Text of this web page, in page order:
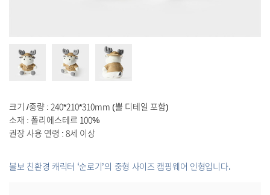
크기 /중량 : 240*210*310mm (뿔 디테일 포함)
소재 : 폴리에스테르 100%
권장 사용 연령 : 8세 이상
볼보 친환경 캐릭터 ‘순로기’의 중형 사이즈 캠핑웨어 인형입니다.